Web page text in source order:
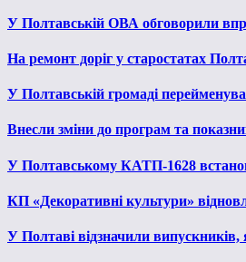
У Полтавській ОВА обговорили
На ремонт доріг у старостатах
У Полтавській громаді
Внесли зміни до програм та
У Полтавському КАТП-1628
КП «Декоративні культури»
У Полтаві відзначили